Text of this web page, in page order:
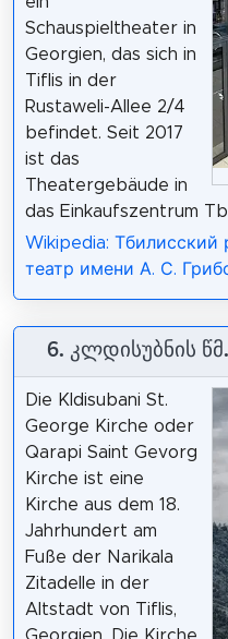
Schauspieltheater in
Georgien, das sich in
Tiflis in der
Rustaweli-Allee 2/4
befindet. Seit 2017
ist das
Theatergebäude in
das Einkaufszentrum
Wikipedia: Тбилисский
театр имени А. С.
6. კლდისუბნის
Die Kldisubani St.
George Kirche oder
Qarapi Saint Gevorg
Kirche ist eine
Kirche aus dem 18.
Jahrhundert am
Fuße der Narikala
Zitadelle in der
Altstadt von Tiflis,